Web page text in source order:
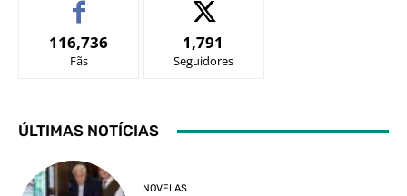
116,736
Fãs
1,791
Seguidores
ÚLTIMAS NOTÍCIAS
NOVELAS